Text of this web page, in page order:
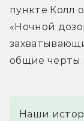
пункте Колл
«Ночной
общие черты
Наши